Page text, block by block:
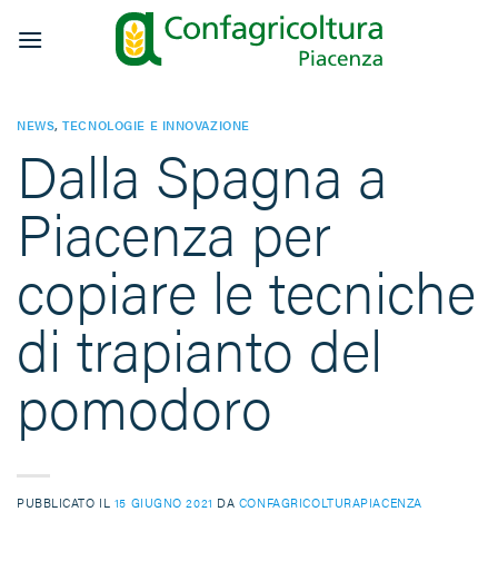
NEWS,TECNOLOGIE E INNOVAZIONE
Dalla Spagna a
Piacenza per
copiare le tecniche
di trapianto del
pomodoro
PUBBLICATO IL 15 GIUGNO 2021 DA CONFAGRICOLTURAPIACENZA